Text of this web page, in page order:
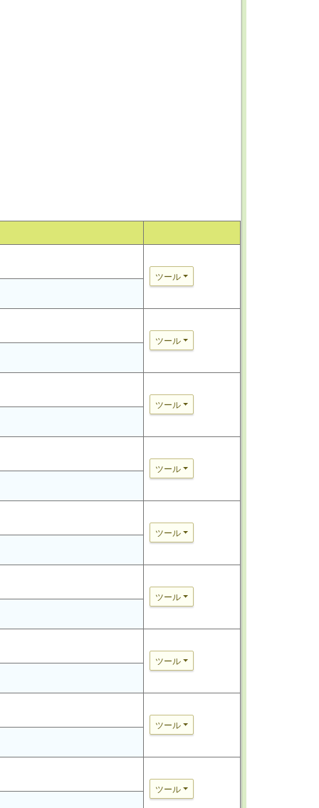
ツール
ツール
ツール
ツール
ツール
ツール
ツール
ツール
ツール